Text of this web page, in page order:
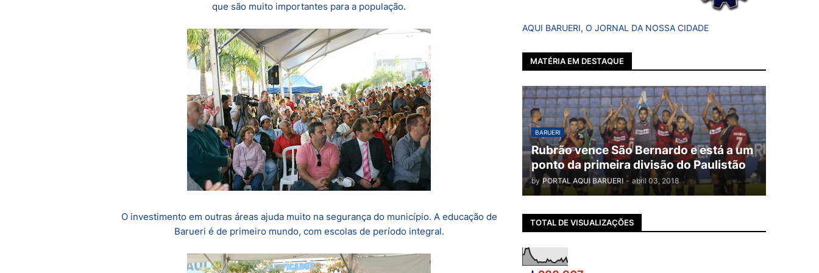
que são muito importantes para a população.
O investimento em outras áreas ajuda muito na segurança do município. A educação de
Barueri é de primeiro mundo, com escolas de período integral.
AQUI BARUERI, O JORNAL DA NOSSA CIDADE
MATÉRIA EM DESTAQUE
BARUERI
Rubrão vence São Bernardo e está a um
ponto da primeira divisão do Paulistão
by PORTAL AQUI BARUERI - abril 03, 2018
TOTAL DE VISUALIZAÇÕES